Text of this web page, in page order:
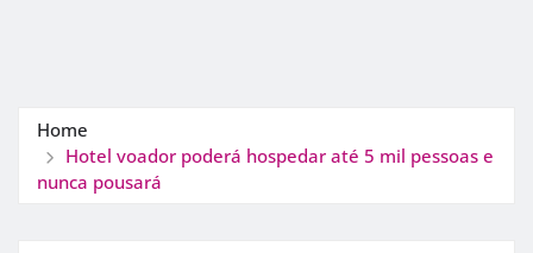
Home
Hotel voador poderá hospedar até 5 mil pessoas e
nunca pousará